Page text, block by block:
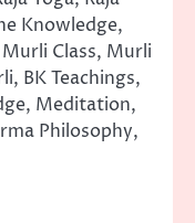
Knowledge,
Class, Murli
BK Teachings,
Meditation,
Philosophy,